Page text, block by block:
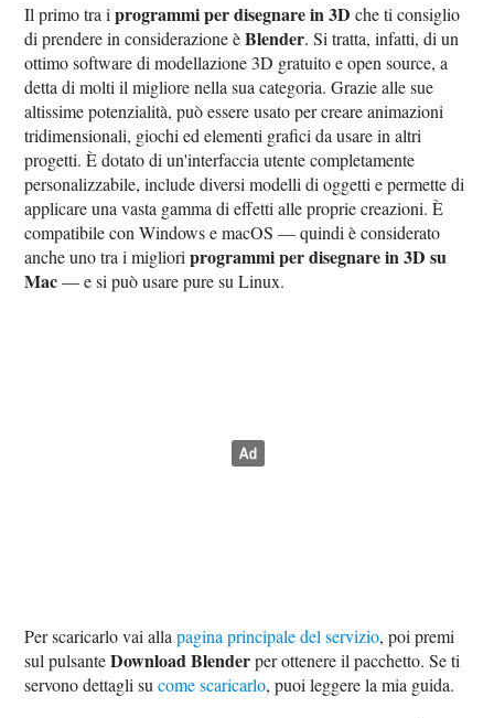
Il primo tra iprogrammi per disegnare in 3D che ti consiglio
di prendere in considerazione èBlender. Si tratta, infatti, di un
ottimo software di modellazione 3D gratuito e open source, a
detta di molti il migliore nella sua categoria. Grazie alle sue
altissime potenzialità, può essere usato per creare animazioni
tridimensionali, giochi ed elementi grafici da usare in altri
progetti. È dotato di un'interfaccia utente completamente
personalizzabile, include diversi modelli di oggetti e permette di
applicare una vasta gamma di effetti alle proprie creazioni. È
compatibile con Windows e macOS — quindi è considerato
anche uno tra i miglioriprogrammi per disegnare in 3D su
Mac— e si può usare pure su Linux.
Per scaricarlo vai allapagina principale del servizio, poi premi
sul pulsanteDownload Blenderper ottenere il pacchetto. Se ti
servono dettagli sucome scaricarlo, puoi leggere la mia guida.